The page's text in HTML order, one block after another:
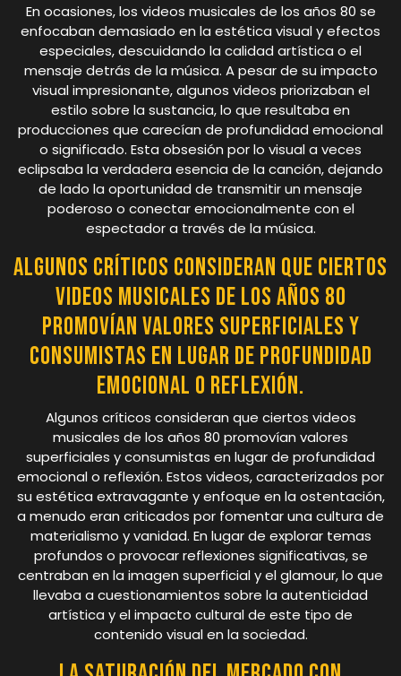
En ocasiones, los videos musicales de los años 80 se
enfocaban demasiado en la estética visual y efectos
especiales, descuidando la calidad artística o el
mensaje detrás de la música. A pesar de su impacto
visual impresionante, algunos videos priorizaban el
estilo sobre la sustancia, lo que resultaba en
producciones que carecían de profundidad emocional
o significado. Esta obsesión por lo visual a veces
eclipsaba la verdadera esencia de la canción, dejando
de lado la oportunidad de transmitir un mensaje
poderoso o conectar emocionalmente con el
espectador a través de la música.
Algunos críticos consideran que ciertos
videos musicales de los años 80
promovían valores superficiales y
consumistas en lugar de profundidad
emocional o reflexión.
Algunos críticos consideran que ciertos videos
musicales de los años 80 promovían valores
superficiales y consumistas en lugar de profundidad
emocional o reflexión. Estos videos, caracterizados por
su estética extravagante y enfoque en la ostentación,
a menudo eran criticados por fomentar una cultura de
materialismo y vanidad. En lugar de explorar temas
profundos o provocar reflexiones significativas, se
centraban en la imagen superficial y el glamour, lo que
llevaba a cuestionamientos sobre la autenticidad
artística y el impacto cultural de este tipo de
contenido visual en la sociedad.